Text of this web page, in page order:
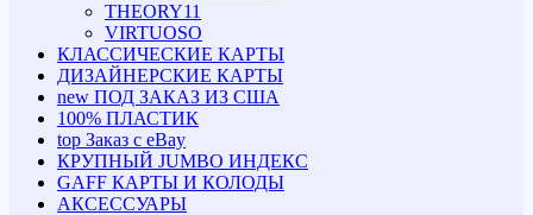
THEORY11
VIRTUOSO
КЛАССИЧЕСКИЕ КАРТЫ
ДИЗАЙНЕРСКИЕ КАРТЫ
new ПОД ЗАКАЗ ИЗ США
100% ПЛАСТИК
top Заказ с eBay
КРУПНЫЙ JUMBO ИНДЕКС
GAFF КАРТЫ И КОЛОДЫ
АКСЕССУАРЫ